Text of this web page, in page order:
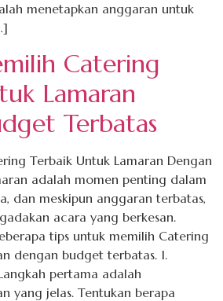
menetapkan anggaran untuk
Catering
Lamaran
Terbatas
Terbaik Untuk Lamaran Dengan
adalah momen penting dalam
dan meskipun anggaran terbatas,
acara yang berkesan.
tips untuk memilih Catering
dengan budget terbatas. 1.
pertama adalah
yang jelas. Tentukan berapa